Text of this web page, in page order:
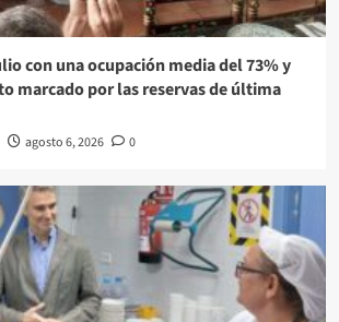
con una ocupación media del 73% y
marcado por las reservas de última
agosto 6, 2026 0